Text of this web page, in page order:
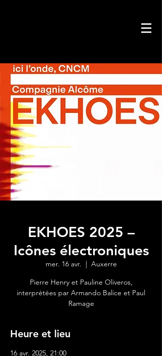
EKHOES 2025 –
Icônes électroniques
mer. 16 avr.
  |
Auxerre
Pierre Henry et Pauline Oliveros,
interprétées par Armando Balice et Paul
Ramage
Heure et lieu
16 avr. 2025, 21:00